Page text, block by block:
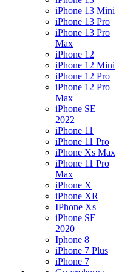
iPhone 13 Mini
iPhone 13 Pro
iPhone 13 Pro
Max
iPhone 12
iPhone 12 Mini
iPhone 12 Pro
iPhone 12 Pro
Max
iPhone SE
2022
iPhone 11
iPhone 11 Pro
iPhone Xs Max
iPhone 11 Pro
Max
iPhone X
iPhone XR
IPhone Xs
iPhone SE
2020
Iphone 8
iPhone 7 Plus
iPhone 7